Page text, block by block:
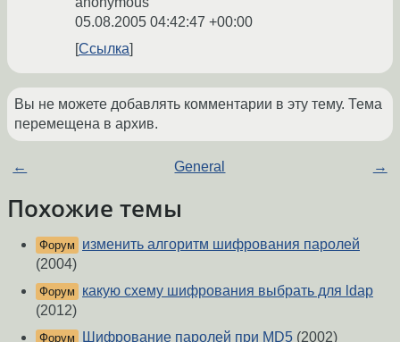
05.08.2005 04:42:47 +00:00
Ссылка
Вы не можете добавлять комментарии в эту тему. Тема
перемещена в архив.
← General →
Похожие темы
Форум
изменить алгоритм шифрования паролей
(2004)
Форум
какую схему шифрования выбрать для ldap
(2012)
Форум Шифрование паролей при MD5 (2002)